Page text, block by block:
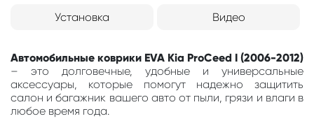
Установка Видео
Автомобильные коврики EVA Kia ProCeed I (2006-2012)
– это долговечные, удобные и универсальные
аксессуары, которые помогут надежно защитить
салон и багажник вашего авто от пыли, грязи и влаги в
любое время года.